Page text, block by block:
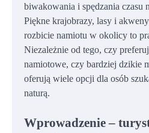
biwakowania i spędzania czasu
Piękne krajobrazy, lasy i
rozbicie namiotu w okolicy to
Niezależnie od tego, czy
namiotowe, czy bardziej dzikie
oferują wiele opcji dla osób
naturą.
Wprowadzenie –